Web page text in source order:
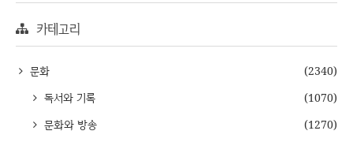
카테고리
문화
(2340)
독서와 기록
(1070)
문화와 방송
(1270)